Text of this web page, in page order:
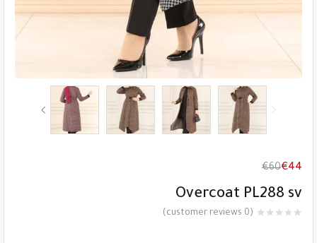
Overcoat PL288 sv
(
0
€44
€60